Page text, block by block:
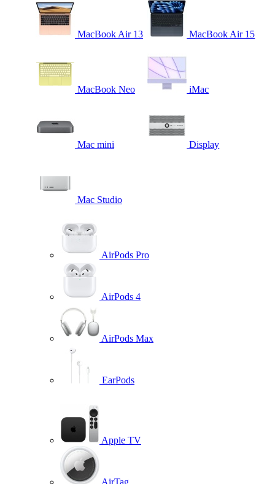
MacBook Air 13 MacBook Air 15
MacBook Neo iMac
Mac mini Display
Mac Studio
AirPods Pro
AirPods 4
AirPods Max
EarPods
Apple TV